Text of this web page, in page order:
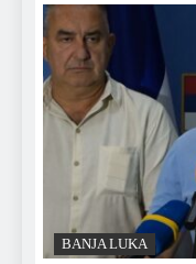
BANJA LUKA